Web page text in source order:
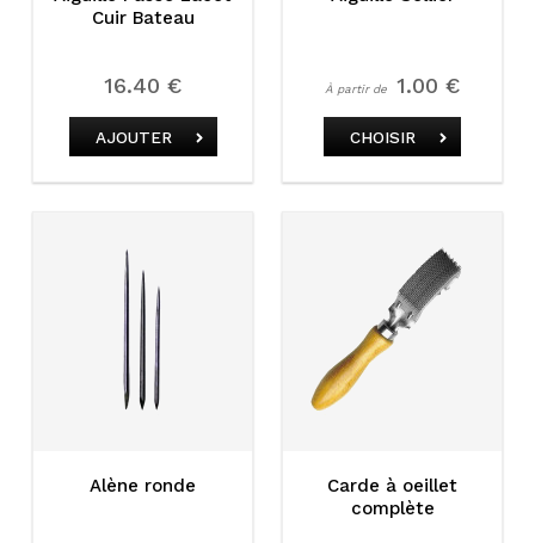
Cuir Bateau
16.40 €
AJOUTER
À partir de 1.00 €
CHOISIR
Alène ronde
Carde à oeillet
complète